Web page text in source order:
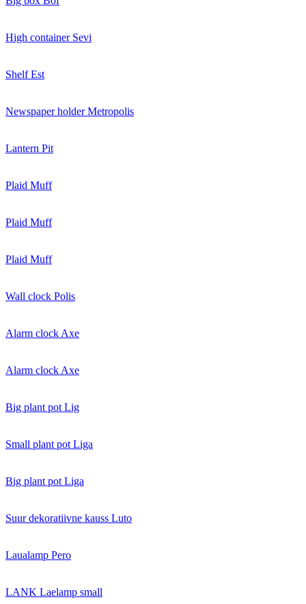
High container Sevi
Shelf Est
Newspaper holder Metropolis
Lantern Pit
Plaid Muff
Plaid Muff
Plaid Muff
Wall clock Polis
Alarm clock Axe
Alarm clock Axe
Big plant pot Lig
Small plant pot Liga
Big plant pot Liga
Suur dekoratiivne kauss Luto
Laualamp Pero
LANK Laelamp small